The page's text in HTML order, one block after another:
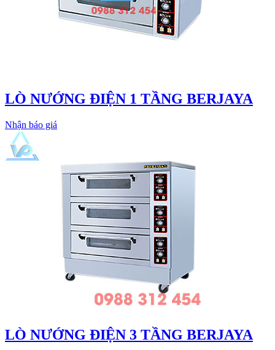
LÒ NƯỚNG ĐIỆN 1 TẦNG BERJAYA
Nhận báo giá
LÒ NƯỚNG ĐIỆN 3 TẦNG BERJAYA